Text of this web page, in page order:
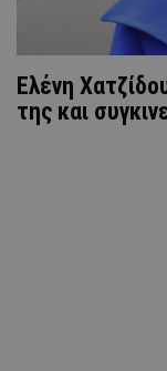
Ελένη
της και